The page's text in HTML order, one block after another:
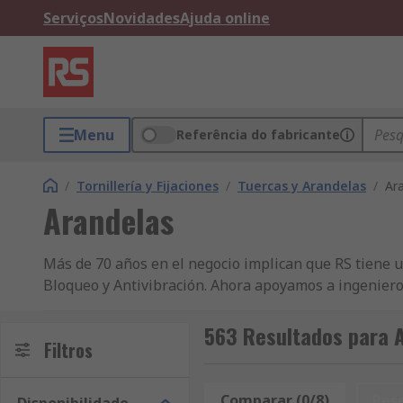
ServiçosNovidadesAjuda online
Menu Referência do fabricante
/ Tornillería y Fijaciones / Tuercas y Arandelas /
Arandelas
Más de 70 años en el negocio implican que RS
Bloqueo y Antivibración. Ahora apoyamos a
al cliente ya sea Tuercas de Conexión o Arandelas
online varían desde Richco hasta RS. RS permite
tiene una selección más amplia de artículos en
Filtros 563 Resultados para